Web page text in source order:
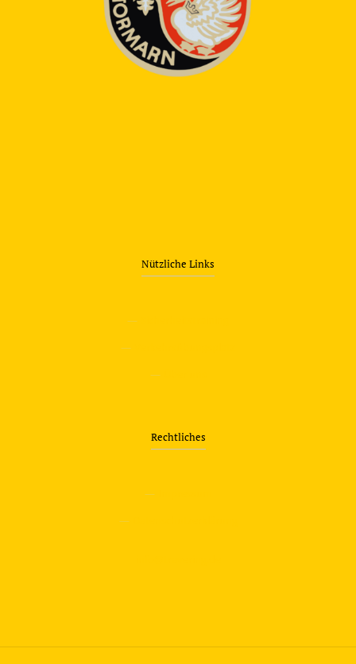
Nützliche Links
—
—
—
Rechtliches
—
—